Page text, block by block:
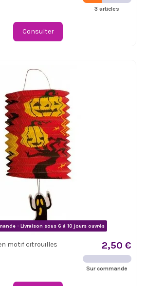
3 articles
Consulter
- Livraison sous 6 à 10 jours ouvrés
motif citrouilles 2,50 €
Sur commande